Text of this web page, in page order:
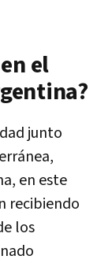
el
junto
en este
recibiendo
los